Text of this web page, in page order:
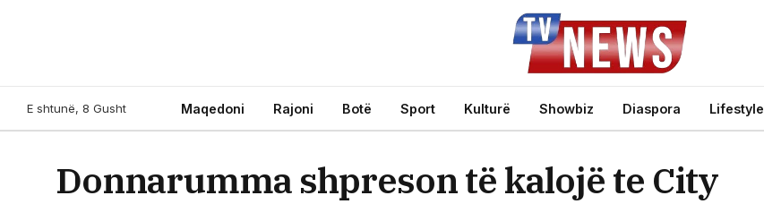
E shtunë, 8 Gusht Maqedoni Rajoni Botë Sport Kulturë Showbiz Diaspora Lifestyle
Donnarumma shpreson të kalojë te City